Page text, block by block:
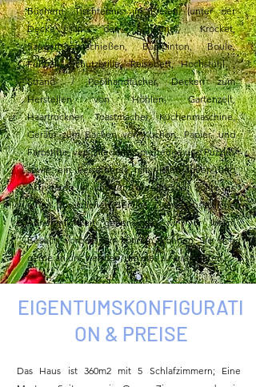
Büchern, Tischtennis im Freien (unter der
Decke in der Scheune), Krocket,
Saugerbogenschießen, Badminton, Boule,
Fußball, Schutzbrille, Reisebett, Hochstuhl ,
Strand- / Poolhandtücher, Decken zum
Herstellen von Höhlen, Gartenzelt,
Haartrockner, Toastmacher, Küchenmaschine,
Geräte zum Backen von Kuchen, Papier- und
Farbstifte, verschiedene Spielzeuge und Puzzles
sowie ein Reiseführer mit vielen Ideen und
Aktivitäten in und um die Region. Sollte es
einen zusätzlichen Service / eine zusätzliche
Annehmlichkeit geben, die wir vor Ihrem
Besuch vorbereiten können, können Sie sich
gerne an uns wenden, um dies zu arrangieren.
EIGENTUMSKONFIGURATI
ON & PREISE
Das Haus ist 360m2 mit 5 Schlafzimmern; Eine